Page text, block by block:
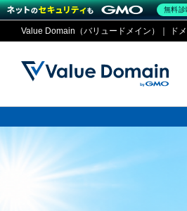
Value Domain（バリュードメイン）｜ ド
DOMAIN
RENTAL SERVER
SECURITY
SERVICE
無料診